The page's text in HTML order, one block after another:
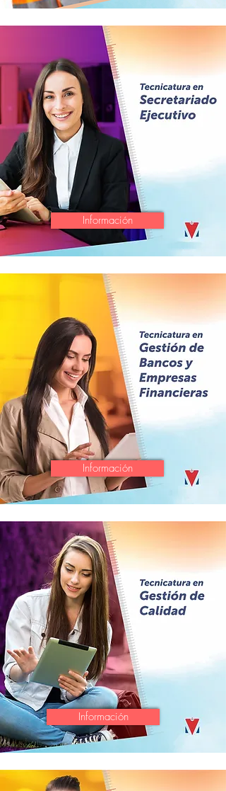
Información
Información
Información